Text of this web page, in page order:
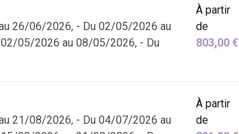
26/06/2026, - Du 02/05/2026 au
05/2026 au 08/05/2026, - Du
À partir
de
803,00 €
21/08/2026, - Du 04/07/2026 au
À partir
de